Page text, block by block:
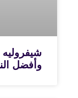
وأفضل